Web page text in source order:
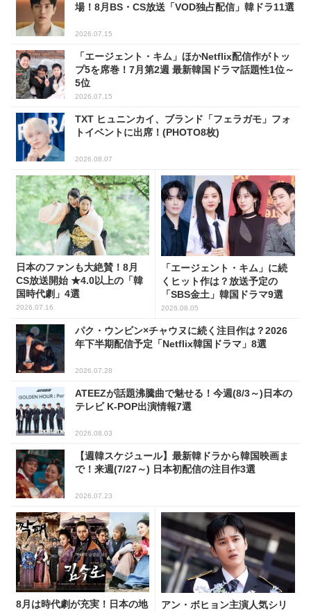
場！8月BS・CS放送「VOD独占配信」韓ドラ11選
2026.07.15
「エージェント・キム」ほかNetflix配信作がトッ
プ5を席巻！7月第2週 最新韓国ドラマ話題性1位～
5位
2026.07.15
TXT ヒュニンカイ、ブランド「フェラガモ」フォ
トイベントに出席！(PHOTO8枚)
2026.08.07
日本のファンも大絶賛！8月
CS放送開始 ★4.0以上の「韓
国時代劇」4選
2026.07.16
「エージェント・キム」に続
くヒット作は？放送予定の
「SBS金土」韓国ドラマ9選
2026.08.05
パク・ウンビン×チャウヌに続く注目作は？2026
年下半期配信予定「Netflix韓国ドラマ」8選
2026.07.28
ATEEZが話題沸騰曲で魅せる！今週(8/3～)日本の
テレビ K-POP出演情報7選
2026.08.03
【週韓スケジュール】最新韓ドラから韓国映画ま
で！来週(7/27～) 日本初配信の注目作3選
2026.07.23
8月は時代劇が充実！日本の地
アン・ボヒョン主演人気シリ